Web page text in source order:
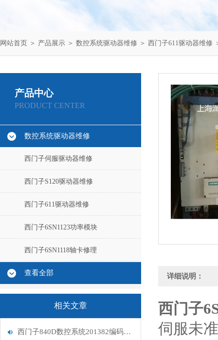
网站首页 ＞ 产品展示 ＞ 数控系统驱动器维修 ＞ 西门子611驱动器维修
产品中心
PRODUCT CENTER
数控系统驱动器维修
西门子伺服驱动器维修
西门子S120驱动器维修
西门子611驱动器维修
西门子6SN1123功率模块
西门子6SN1118轴卡修理
查看全部
相关文章
西门子840D数控系统201382编码器偏差报警
详细说明：
西门子
伺服未